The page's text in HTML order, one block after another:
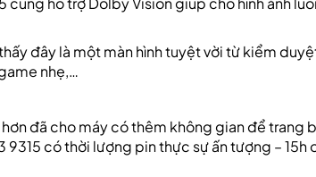
đây là một màn hình tuyệt vời từ kiểm
nhẹ,…
đã cho máy có thêm không gian để trang
9315 có thời lượng pin thực sự ấn tượng –